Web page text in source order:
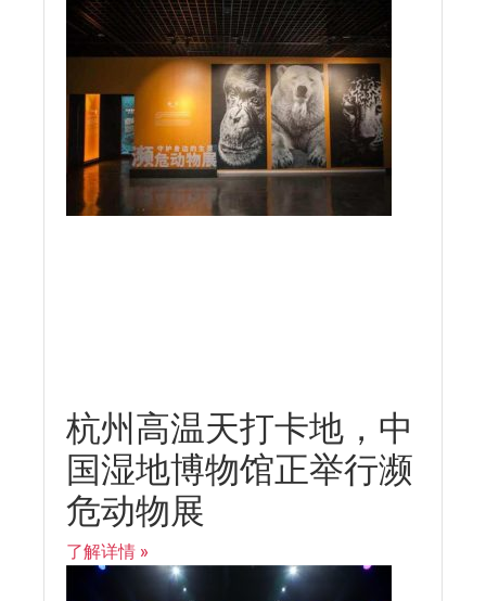
杭州高温天打卡地，中
国湿地博物馆正举行濒
危动物展
了解详情 »